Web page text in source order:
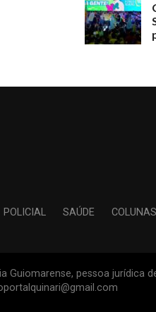
POLICIAL SAÚDE COLUNAS
Guiomarense, pessoa jurídica